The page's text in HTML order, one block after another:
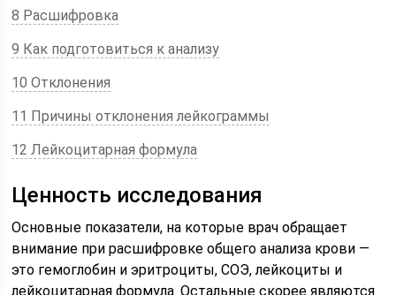
8 Расшифровка
9 Как подготовиться к анализу
10 Отклонения
11 Причины отклонения лейкограммы
12 Лейкоцитарная формула
Ценность исследования
Основные показатели, на которые врач обращает
внимание при расшифровке общего анализа крови —
это гемоглобин и эритроциты, СОЭ, лейкоциты и
лейкоцитарная формула. Остальные скорее являются